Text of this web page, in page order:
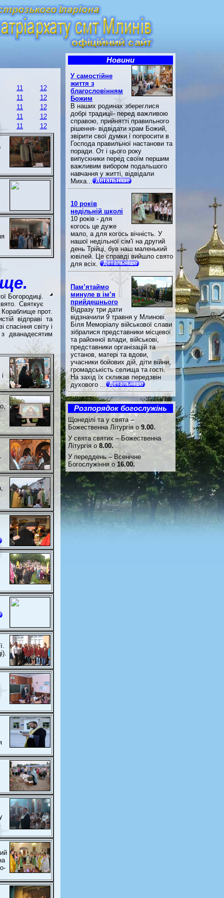
Новини
У самостійне
життя з
благословінням
Божим
В наших родинах збереглися
добрі традиції- перед важливою
справою, прийнятті правильного
рішення- відвідати храм Божий,
звірити свої думки і попросити в
Господа правильної настанови та
поради. От і цього року
випускники перед своїм першим
важливим вибором подальшого
навчання у житті, відвідали
Миха...
10 років
недільній школі
10 років - для
когось це дуже
мало, а для когось вічність. У
нашої недільної сім'ї на другий
день Трійці, був наш маленький
ювілей. Це справді вийшло свято
для всіх.
Пам’ятаймо
минуле в ім’я
прийдешнього
Відразу три дати
відзначили 9 травня у Млинові.
Біля Меморіалу військової слави
зібралися представники місцевої
та районної влади, військові,
представники організацій та
установ, матері та вдови,
учасники бойових дій, діти війни,
громадськість селища та гості.
На захід їх скликав передзвін
духового ...
Розпорядок богослужінь
Щонеділі та у свята –
Божественна Літургія о 9.00.
У свята святих – Божественна
Літургія о 8.00.
У переддень – Всенічне
Богослужіння о16.00.
11
12
11
12
11
12
11
12
11
12
Богородиці.
Святкує
прот.
відправі та
світу і
дванадесятим